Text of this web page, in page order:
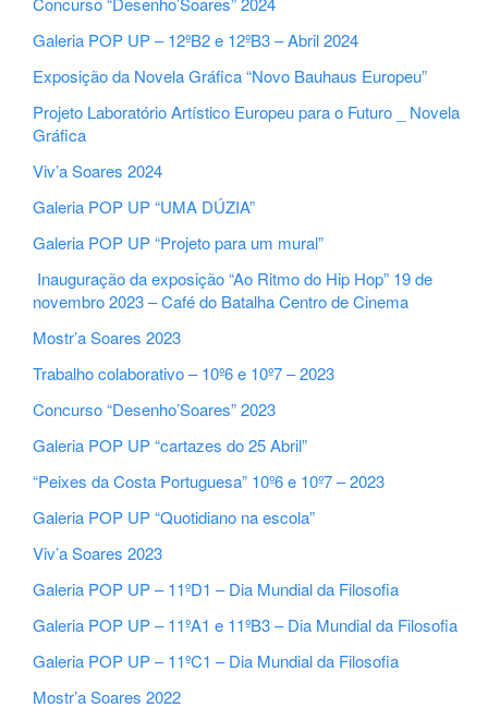
Galeria POP UP – 12ºB2 e 12ºB3 – Abril 2024
Exposição da Novela Gráfica “Novo Bauhaus Europeu”
Projeto Laboratório Artístico Europeu para o Futuro _ Novela
Gráfica
Viv’a Soares 2024
Galeria POP UP “UMA DÚZIA”
Galeria POP UP “Projeto para um mural”
Inauguração da exposição “Ao Ritmo do Hip Hop” 19 de
novembro 2023 – Café do Batalha Centro de Cinema
Mostr’a Soares 2023
Trabalho colaborativo – 10º6 e 10º7 – 2023
Concurso “Desenho’Soares” 2023
Galeria POP UP “cartazes do 25 Abril”
“Peixes da Costa Portuguesa” 10º6 e 10º7 – 2023
Galeria POP UP “Quotidiano na escola”
Viv’a Soares 2023
Galeria POP UP – 11ºD1 – Dia Mundial da Filosofia
Galeria POP UP – 11ºA1 e 11ºB3 – Dia Mundial da Filosofia
Galeria POP UP – 11ºC1 – Dia Mundial da Filosofia
Mostr’a Soares 2022